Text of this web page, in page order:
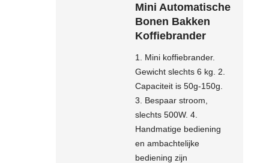
Mini Automatische
Bonen Bakken
Koffiebrander
1. Mini koffiebrander.
Gewicht slechts 6 kg. 2.
Capaciteit is 50g-150g.
3. Bespaar stroom,
slechts 500W. 4.
Handmatige bediening
en ambachtelijke
bediening zijn